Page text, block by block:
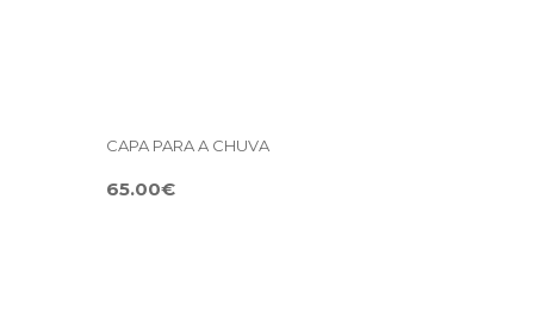
CAPA PARA A CHUVA
65.00€